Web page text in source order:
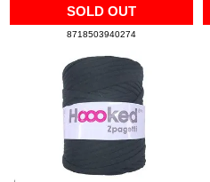
SOLD OUT
8718503940274